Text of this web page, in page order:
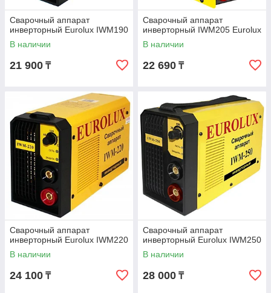
Сварочный аппарат
инверторный Eurolux IWM190
В наличии
21 900 ₸
Сварочный аппарат
инверторный IWM205 Eurolux
В наличии
22 690 ₸
Сварочный аппарат
инверторный Eurolux IWM220
В наличии
24 100 ₸
Сварочный аппарат
инверторный Eurolux IWM250
В наличии
28 000 ₸